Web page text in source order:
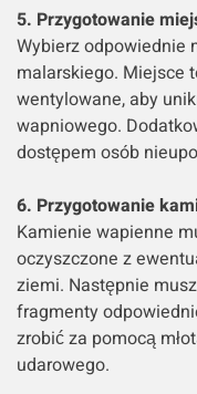
5. Przygotowanie
Wybierz odpowiednie
malarskiego. Miejsce
wentylowane, aby
wapniowego.
dostępem osób
6. Przygotowanie
Kamienie wapienne
oczyszczone z
ziemi. Następnie
fragmenty
zrobić za pomocą
udarowego.